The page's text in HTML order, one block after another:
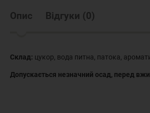
Опис Відгуки (0)
Склад: цукор, вода питна, патока,
Допускається незначний осад, перед